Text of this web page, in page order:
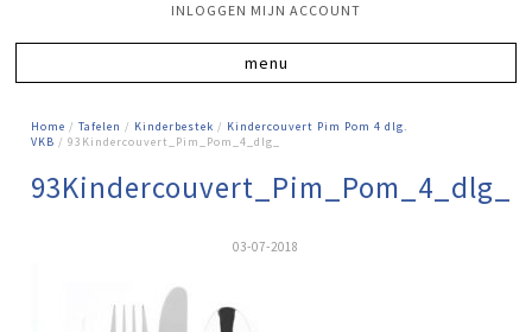
INLOGGEN MIJN ACCOUNT
Home /Tafelen / Kinderbestek / Kindercouvert Pim Pom 4 dlg.
VKB / 93Kindercouvert_Pim_Pom_4_dlg_
93Kindercouvert_Pim_Pom_4_dlg_
03-07-2018